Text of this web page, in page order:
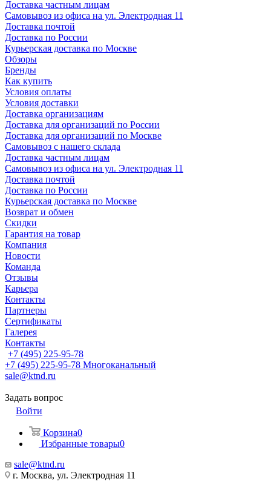
Доставка частным лицам
Самовывоз из офиса на ул. Электродная 11
Доставка почтой
Доставка по России
Курьерская доставка по Москве
Обзоры
Бренды
Как купить
Условия оплаты
Условия доставки
Доставка организациям
Доставка для организаций по России
Доставка для организаций по Москве
Самовывоз с нашего склада
Доставка частным лицам
Самовывоз из офиса на ул. Электродная 11
Доставка почтой
Доставка по России
Курьерская доставка по Москве
Возврат и обмен
Скидки
Гарантия на товар
Компания
Новости
Команда
Отзывы
Карьера
Контакты
Партнеры
Сертификаты
Галерея
Контакты
+7 (495) 225-95-78
+7 (495) 225-95-78 Многоканальный
sale@ktnd.ru
Задать вопрос
Войти
Корзина0
Избранные товары0
sale@ktnd.ru
г. Москва, ул. Электродная 11